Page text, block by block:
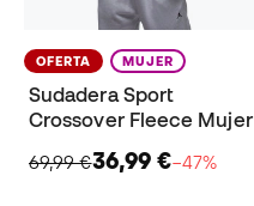
OFERTA MUJER
Sudadera Sport
Crossover Fleece Mujer
69,99 €36,99 €−47%